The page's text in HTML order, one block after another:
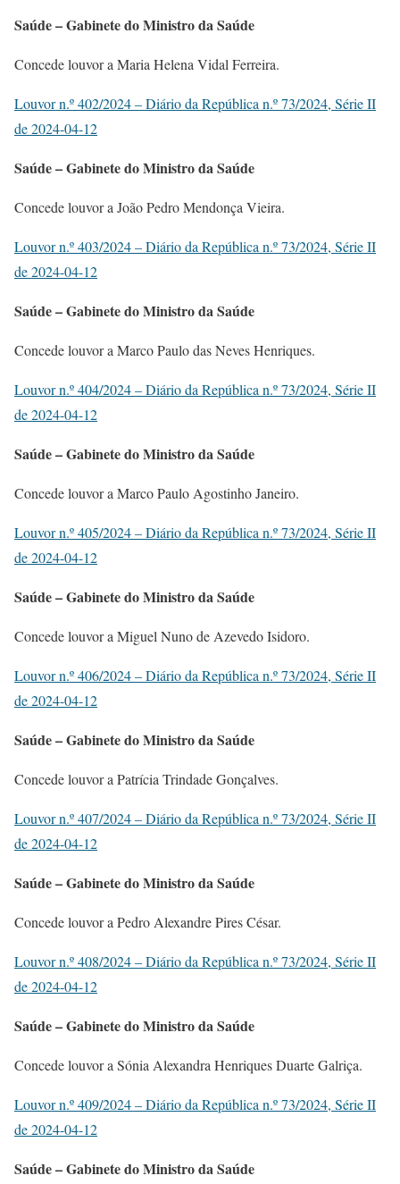
Saúde – Gabinete do Ministro da Saúde
Concede louvor a Maria Helena Vidal Ferreira.
Louvor n.º 402/2024 – Diário da República n.º 73/2024, Série II
de 2024-04-12
Saúde – Gabinete do Ministro da Saúde
Concede louvor a João Pedro Mendonça Vieira.
Louvor n.º 403/2024 – Diário da República n.º 73/2024, Série II
de 2024-04-12
Saúde – Gabinete do Ministro da Saúde
Concede louvor a Marco Paulo das Neves Henriques.
Louvor n.º 404/2024 – Diário da República n.º 73/2024, Série II
de 2024-04-12
Saúde – Gabinete do Ministro da Saúde
Concede louvor a Marco Paulo Agostinho Janeiro.
Louvor n.º 405/2024 – Diário da República n.º 73/2024, Série II
de 2024-04-12
Saúde – Gabinete do Ministro da Saúde
Concede louvor a Miguel Nuno de Azevedo Isidoro.
Louvor n.º 406/2024 – Diário da República n.º 73/2024, Série II
de 2024-04-12
Saúde – Gabinete do Ministro da Saúde
Concede louvor a Patrícia Trindade Gonçalves.
Louvor n.º 407/2024 – Diário da República n.º 73/2024, Série II
de 2024-04-12
Saúde – Gabinete do Ministro da Saúde
Concede louvor a Pedro Alexandre Pires César.
Louvor n.º 408/2024 – Diário da República n.º 73/2024, Série II
de 2024-04-12
Saúde – Gabinete do Ministro da Saúde
Concede louvor a Sónia Alexandra Henriques Duarte Galriça.
Louvor n.º 409/2024 – Diário da República n.º 73/2024, Série II
de 2024-04-12
Saúde – Gabinete do Ministro da Saúde